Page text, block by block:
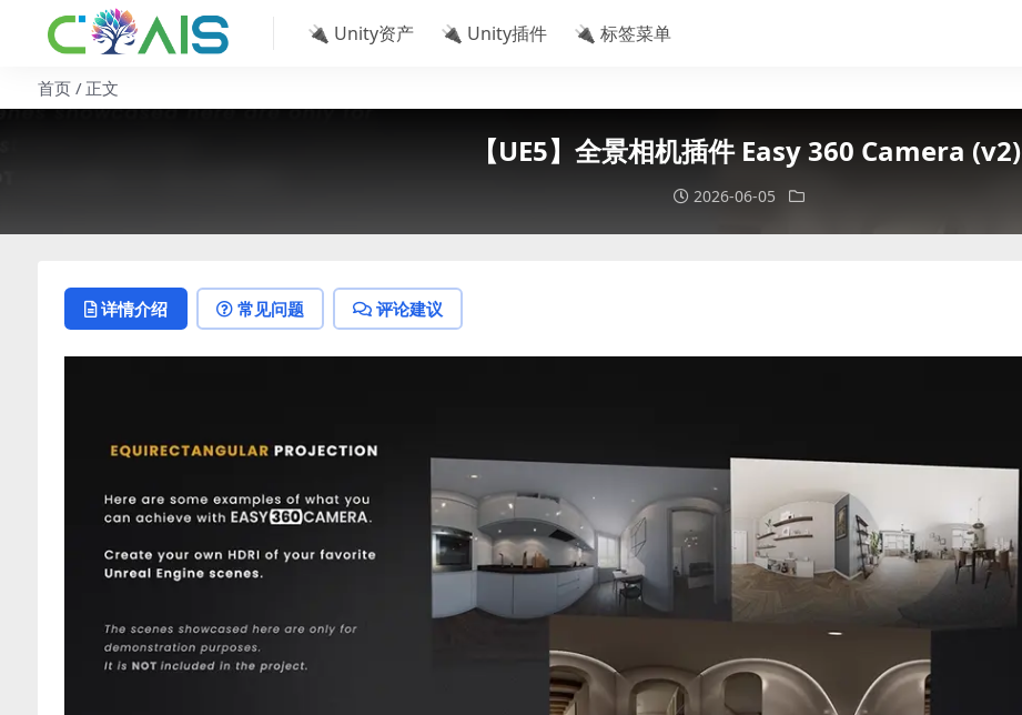
🔌 Unity资产 🔌 Unity插件 🔌 标签菜单
首页 正文
【UE5】全景相机插件 Easy 360 Camera (v2)
2026-06-05
详情介绍 常见问题 评论建议